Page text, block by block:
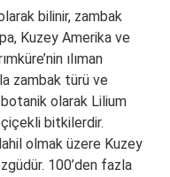
bilinir, zambak
Kuzey Amerika ve
ılıman
zambak türü ve
olarak Lilium
bitkilerdir.
olmak üzere Kuzey
100’den fazla